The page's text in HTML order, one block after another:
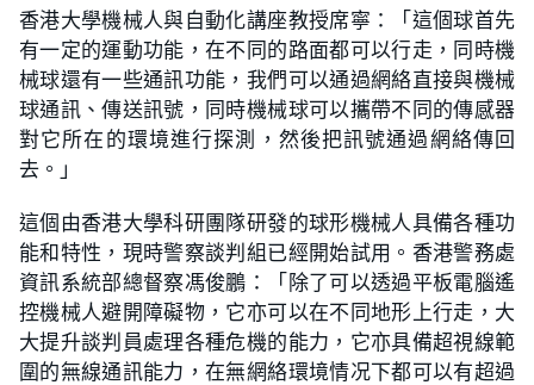
香港大學機械人與自動化講座教授席寧：「這個球首先
有一定的運動功能，在不同的路面都可以行走，同時機
械球還有一些通訊功能，我們可以通過網絡直接與機械
球通訊、傳送訊號，同時機械球可以攜帶不同的傳感器
對它所在的環境進行探測，然後把訊號通過網絡傳回
去。」
這個由香港大學科研團隊研發的球形機械人具備各種功
能和特性，現時警察談判組已經開始試用。香港警務處
資訊系統部總督察馮俊鵬：「除了可以透過平板電腦遙
控機械人避開障礙物，它亦可以在不同地形上行走，大
大提升談判員處理各種危機的能力，它亦具備超視線範
圍的無線通訊能力，在無網絡環境情况下都可以有超過